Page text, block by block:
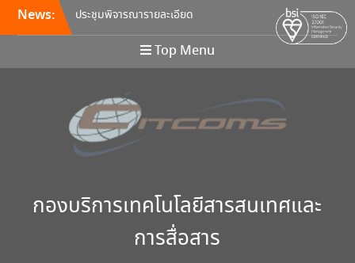
News:
กลางครุภัณฑ์คอมพิวเตอร์ ครั้ง
ที่ 5/2569
อบรมหลักสูตร Continuous
Integration / Continuous
ขอเชิญเข้าร่วมการอบรมสัมมนา
“พัฒนาทักษะการเรียนการสอน
ด้วยเทคโนโลยีดิจิทัล” 24
สิงหาคม นี้!
Top Menu
กองบริการเทคโนโลยีสารสนเทศและ
การสื่อสาร